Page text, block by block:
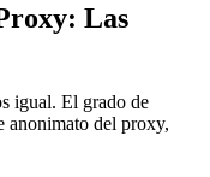
Las
igual. El grado de
anonimato del proxy,